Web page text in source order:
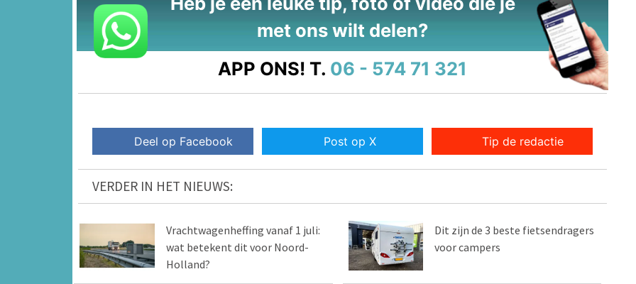
met ons wilt delen?
APP ONS! T. 06 - 574 71 321
Deel op Facebook Post op X Tip de redactie
VERDER IN HET NIEUWS:
Vrachtwagenheffing vanaf 1 juli:
wat betekent dit voor Noord-
Holland?
Dit zijn de 3 beste fietsendragers
voor campers